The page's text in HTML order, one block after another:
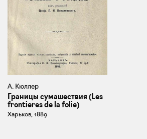
А. Кюллер
Границы сумашествия (Les
frontieres de la folie)
Харьков, 1889